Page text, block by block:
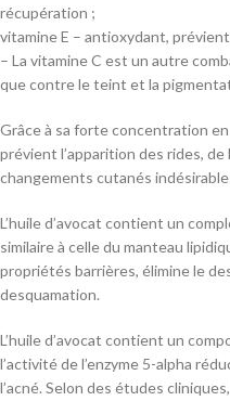
récupération ;
vitamine E – antioxydant,
– La vitamine C est un autre
que contre le teint et la
Grâce à sa forte concentration en
prévient l’apparition des rides,
changements cutanés
L’huile d’avocat contient un
similaire à celle du manteau
propriétés barrières, élimine le
desquamation.
L’huile d’avocat contient un
l’activité de l’enzyme 5-alpha
l’acné. Selon des études